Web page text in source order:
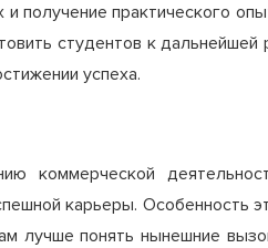
получение практического
студентов к
успеха.
коммерческой
карьеры. Особенность
лучше понять нынешние